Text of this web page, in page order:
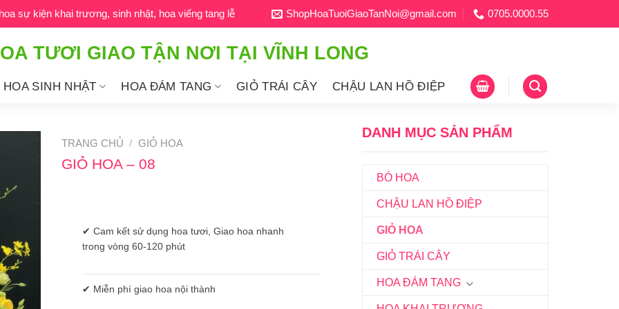
sự kiện khai trương, sinh nhật, hoa viếng tang lễ ShopHoaTuoiGiaoTanNoi@gmail.com 0705.0000.55
TƯƠI GIAO TẬN NƠI TẠI VĨNH LONG
HOA SINH NHẬT HOA ĐÁM TANG GIỎ TRÁI CÂY CHẬU LAN HỒ ĐIỆP
DANH MỤC SẢN PHẨM
BÓ HOA
CHẬU LAN HỒ ĐIỆP
GIỎ HOA
GIỎ TRÁI CÂY
HOA ĐÁM TANG
TRANG CHỦ / GIỎ HOA
GIỎ HOA – 08
✔ Cam kết sử dụng hoa tươi, Giao hoa nhanh
trong vòng 60-120 phút
✔ Miễn phí giao hoa nội thành